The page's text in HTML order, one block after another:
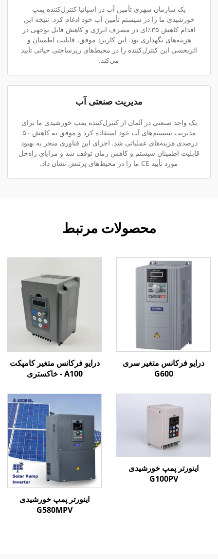
یک سازمان شهری تأمین آب در اسپانیا کنترل‌کننده پمپ
خورشیدی ما را در سیستم تأمین آب خود ادغام کرد. نتیجه این
اقدام کاهش ۳۵٪‌ای در مصرف انرژی و کاهش قابل توجهی در
هزینه‌های نگهداری بود. این کاربرد موفق، قابلیت اطمینان و
اثربخشی این کنترل‌کننده را در محیط‌های زیرساختی حیاتی تأیید
می‌کند.
مدیریت صنعتی آب
یک واحد صنعتی در آلمان از کنترل‌کننده پمپ خورشیدی ما برای
مدیریت سیستم‌های آب خود استفاده کرد و موفق به کاهش ۵۰
درصدی هزینه‌های عملیاتی شد. اجرای این فناوری منجر به بهبود
قابلیت اطمینان سیستم و کاهش زمان توقف شد و مزایای راه‌حل
مورد تأیید CE ما را در محیط‌های پرتنش نشان داد.
محصولات مرتبط
درایو فرکانس متغیر سری
G600
درایو فرکانس متغیر کامپکت
A100 - خاکستری
اینورتر پمپ خورشیدی
G100PV
اینورتر پمپ خورشیدی
G580MPV